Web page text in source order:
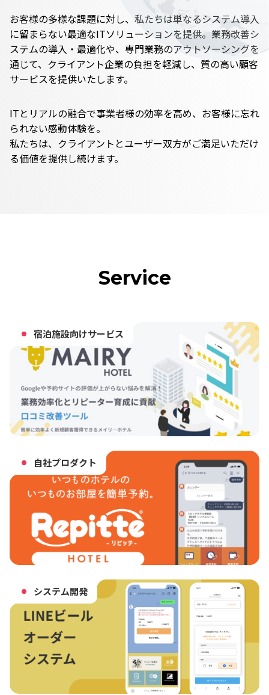
お客様の多様な課題に対し、私たちは単なるシステム導入
に留まらない最適なITソリューションを提供。業務改善シ
ステムの導入・最適化や、専門業務のアウトソーシングを
通じて、クライアント企業の負担を軽減し、質の高い顧客
サービスを提供いたします。
ITとリアルの融合で事業者様の効率を高め、お客様に忘れ
られない感動体験を。
私たちは、クライアントとユーザー双方がご満足いただけ
る価値を提供し続けます。
Service
宿泊施設向けサービス
自社プロダクト
システム開発